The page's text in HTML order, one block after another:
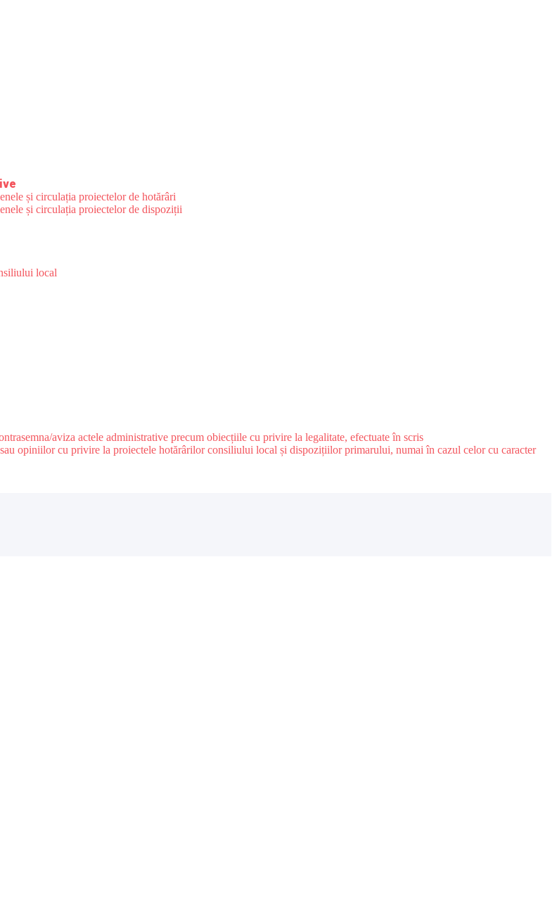
și circulația proiectelor de hotărâri
și circulația proiectelor de dispoziții
local
aviza actele administrative precum obiecțiile cu privire la legalitate, efectuate în scris
opiniilor cu privire la proiectele hotărârilor consiliului local și dispozițiilor primarului, numai în cazul celor cu caracter